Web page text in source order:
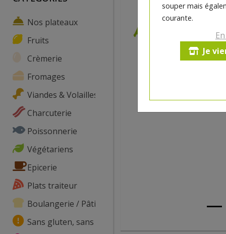
Nos plateaux
Fruits
Crèmerie
Fromages
Viandes & Volailles
Charcuterie
Poissonnerie
Végétariens
Epicerie
Plats traiteur
Boulangerie / Pâtisserie
Sans gluten, sans lactose, ...
souper mais
courante.
Je